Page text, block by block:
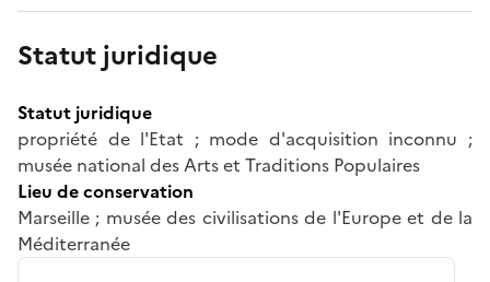
Statut juridique
Statut juridique
propriété de l'Etat ; mode d'acquisition inconnu ;
musée national des Arts et Traditions Populaires
Lieu de conservation
Marseille ; musée des civilisations de l'Europe et de la
Méditerranée